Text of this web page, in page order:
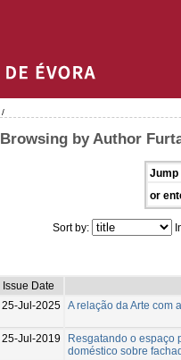
/
Browsing by Author
Jump
or
Sort by:
Issue Date
25-Jul-2025 A relação da Arte com
25-Jul-2019
Resgatando o espaço
doméstico sobre